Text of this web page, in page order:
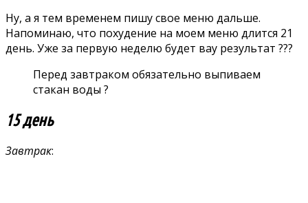
Ну, а я тем временем пишу свое меню дальше.
Напоминаю, что похудение на моем меню длится 21
день. Уже за первую неделю будет вау результат ???
Перед завтраком обязательно выпиваем
стакан воды ?
15 день
Завтрак: